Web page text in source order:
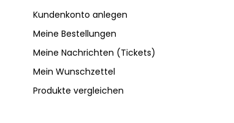
Kundenkonto anlegen
Meine Bestellungen
Meine Nachrichten (Tickets)
Mein Wunschzettel
Produkte vergleichen